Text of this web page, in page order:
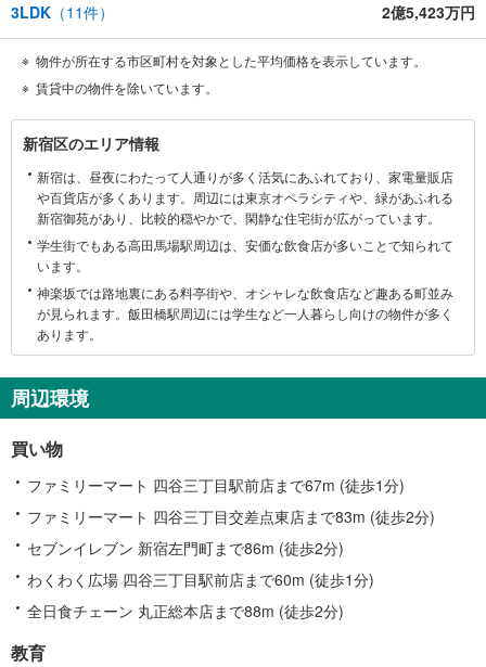
3LDK （11件） 2億5,423万円
物件が所在する市区町村を対象とした平均価格を表示しています。
賃貸中の物件を除いています。
新
宿
区
に
関
す
情
報
新宿区のエリア情報
新宿は、昼夜にわたって人通りが多く活気にあふれており、家電量販店
や百貨店が多くあります。周辺には東京オペラシティや、緑があふれる
新宿御苑があり、比較的穏やかで、閑静な住宅街が広がっています。
学生街でもある高田馬場駅周辺は、安価な飲食店が多いことで知られて
います。
神楽坂では路地裏にある料亭街や、オシャレな飲食店など趣ある町並み
が見られます。飯田橋駅周辺には学生など一人暮らし向けの物件が多く
あります。
周辺環境
買い物
ファミリーマート 四谷三丁目駅前店まで67m (徒歩1分)
ファミリーマート 四谷三丁目交差点東店まで83m (徒歩2分)
セブンイレブン 新宿左門町まで86m (徒歩2分)
わくわく広場 四谷三丁目駅前店まで60m (徒歩1分)
全日食チェーン 丸正総本店まで88m (徒歩2分)
教育